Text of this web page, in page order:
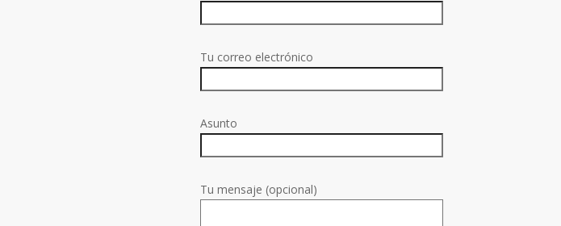
Tu correo electrónico
Asunto
Tu mensaje (opcional)